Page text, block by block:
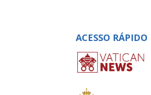
ACESSO RÁPIDO